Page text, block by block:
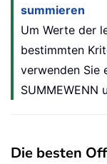
summieren
Um Werte der
bestimmten
verwenden Sie
SUMMEWENN
Die besten